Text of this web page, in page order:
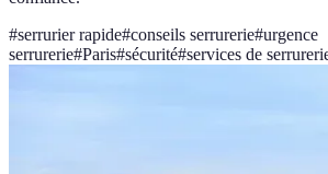
#serrurier rapide#conseils serrurerie#urgence
serrurerie#Paris#sécurité#services de